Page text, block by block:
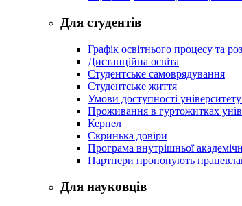
Для студентів
Графік освітнього процесу та
Дистанційна освіта
Студентське самоврядування
Студентське життя
Умови доступності
Проживання в гуртожитках
Кернел
Скринька довіри
Програма внутрішньої
Партнери пропонують
Для науковців